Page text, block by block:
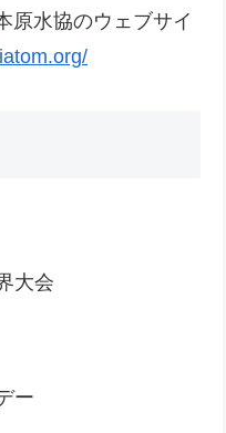
原水協のウェブサイ
大会
ー